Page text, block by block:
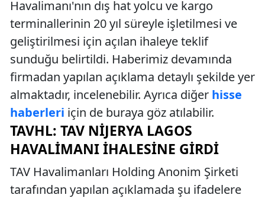
Havalimanı'nın dış hat yolcu ve kargo
terminallerinin 20 yıl süreyle işletilmesi ve
geliştirilmesi için açılan ihaleye teklif
sunduğu belirtildi. Haberimiz devamında
firmadan yapılan açıklama detaylı şekilde yer
almaktadır, incelenebilir. Ayrıca diğer hisse
haberleri için de buraya göz atılabilir.
TAVHL: TAV NIJERYA LAGOS
HAVALIMANI İHALESINE GIRDI
TAV Havalimanları Holding Anonim Şirketi
tarafından yapılan açıklamada şu ifadelere